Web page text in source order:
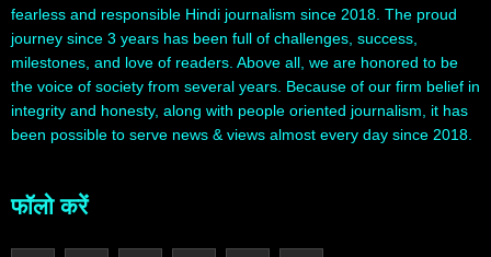
fearless and responsible Hindi journalism since 2018. The proud
journey since 3 years has been full of challenges, success,
milestones, and love of readers. Above all, we are honored to be
the voice of society from several years. Because of our firm belief in
integrity and honesty, along with people oriented journalism, it has
been possible to serve news & views almost every day since 2018.
फॉलो करें